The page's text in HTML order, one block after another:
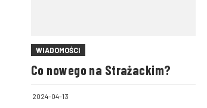
WIADOMOŚCI
Co nowego na Strażackim?
2024-04-13